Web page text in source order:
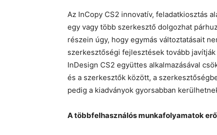
Az InCopy CS2 innovatív, feladatkiosztás
egy vagy több szerkesztő dolgozhat
részein úgy, hogy egymás változtatásait
szerkesztőségi fejlesztések tovább
InDesign CS2 együttes alkalmazásával
és a szerkesztők között, a
pedig a kiadványok gyorsabban
A többfelhasználós munkafolyamatok